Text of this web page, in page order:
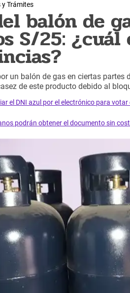
Trámites
balón de
S/25:
un balón de gas en ciertas partes
de este producto debido al
el DNI azul por el electrónico para
podrán obtener el documento sin